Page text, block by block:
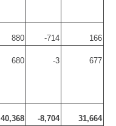
880
-714
166
680 -3 677
40,368
-8,704
31,664